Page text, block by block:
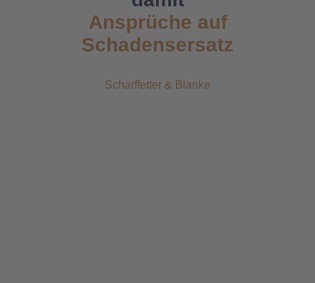
Ansprüche auf
Schadensersatz
Scharffetter & Blanke